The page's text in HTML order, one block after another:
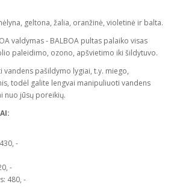
geltona, žalia, oranžinė, violetinė ir balta.
valdymas - BALBOA pultas palaiko visas
paleidimo, ozono, apšvietimo iki šildytuvo.
vandens pašildymo lygiai, t.y. miego,
todėl galite lengvai manipuliuoti vandens
nuo jūsų poreikių.
-
-
480, -